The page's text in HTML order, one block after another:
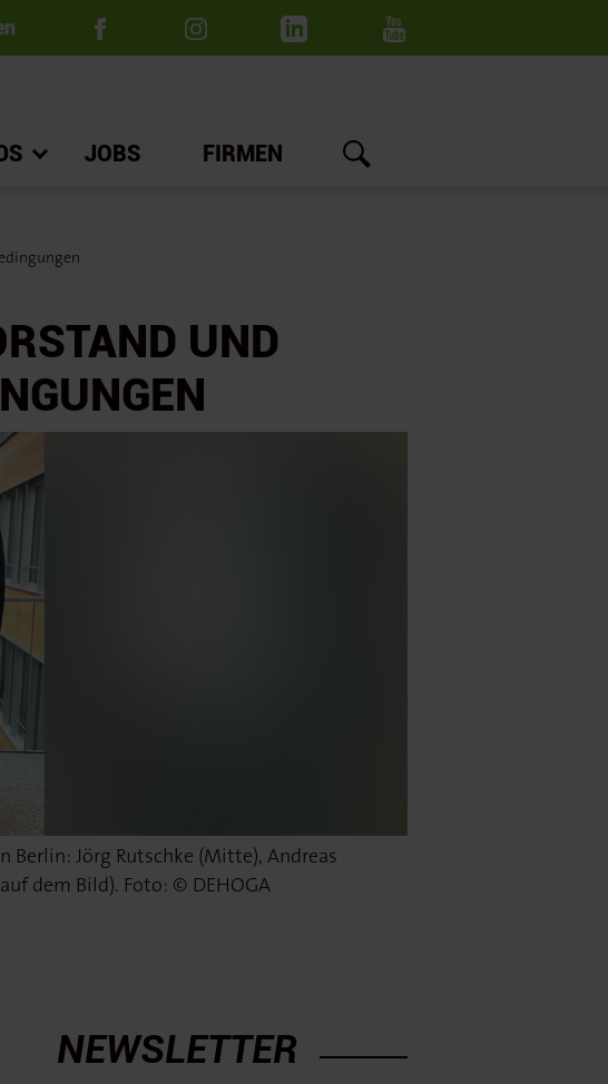
JOBS FIRMEN
UND
Berlin: Jörg Rutschke (Mitte), Andreas
dem Bild). Foto: © DEHOGA
NEWSLETTER